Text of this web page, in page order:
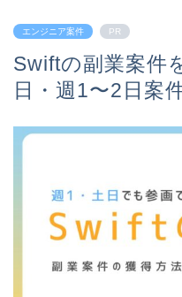
エンジニア案件 PR
Swiftの副業案件
日・週1〜2日案